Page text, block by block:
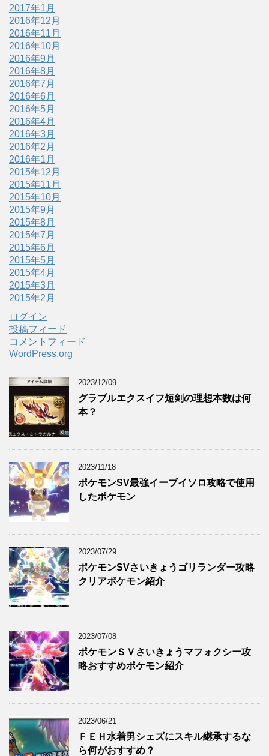
2017年1月
2016年12月
2016年11月
2016年10月
2016年9月
2016年8月
2016年7月
2016年6月
2016年5月
2016年4月
2016年3月
2016年2月
2016年1月
2015年12月
2015年11月
2015年10月
2015年9月
2015年8月
2015年7月
2015年6月
2015年5月
2015年4月
2015年3月
2015年2月
ログイン
投稿フィード
コメントフィード
WordPress.org
2023/12/09
グラブルエクスイフ短剣の理想本数は何
本？
2023/11/18
ポケモンSV最強イーブイソロ攻略で使用
したポケモン
2023/07/29
ポケモンSVさいきょうゴリランダー攻略
クリアポケモン紹介
2023/07/08
ポケモンＳＶさいきょうマフォクシー攻
略おすすめポケモン紹介
2023/06/21
ＦＥＨ水着男シェズにスキル継承するな
ら何がおすすめ？